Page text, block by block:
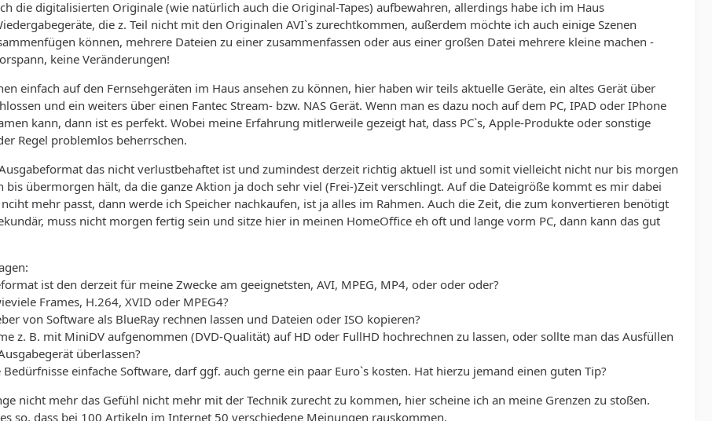
die digitalisierten Originale (wie natürlich auch die Original-Tapes) aufbewahren, allerdings habe ich im Haus
die z. Teil nicht mit den Originalen AVI`s zurechtkommen, außerdem möchte ich auch einige Szenen
können, mehrere Dateien zu einer zusammenfassen oder aus einer großen Datei mehrere kleine machen -
keine Veränderungen!
einfach auf den Fernsehgeräten im Haus ansehen zu können, hier haben wir teils aktuelle Geräte, ein altes Gerät über
und ein weiters über einen Fantec Stream- bzw. NAS Gerät. Wenn man es dazu noch auf dem PC, IPAD oder IPhone
kann, dann ist es perfekt. Wobei meine Erfahrung mitlerweile gezeigt hat, dass PC`s, Apple-Produkte oder sonstige
Regel problemlos beherrschen.
das nicht verlustbehaftet ist und zumindest derzeit richtig aktuell ist und somit vielleicht nicht nur bis morgen
bis übermorgen hält, da die ganze Aktion ja doch sehr viel (Frei-)Zeit verschlingt. Auf die Dateigröße kommt es mir dabei
mehr passt, dann werde ich Speicher nachkaufen, ist ja alles im Rahmen. Auch die Zeit, die zum konvertieren benötigt
muss nicht morgen fertig sein und sitze hier in meinen HomeOffice eh oft und lange vorm PC, dann kann das gut
ist den derzeit für meine Zwecke am geeignetsten, AVI, MPEG, MP4, oder oder oder?
Frames, H.264, XVID oder MPEG4?
von Software als BlueRay rechnen lassen und Dateien oder ISO kopieren?
z. B. mit MiniDV aufgenommen (DVD-Qualität) auf HD oder FullHD hochrechnen zu lassen, oder sollte man das Ausfüllen
überlassen?
einfache Software, darf ggf. auch gerne ein paar Euro`s kosten. Hat hierzu jemand einen guten Tip?
nicht mehr das Gefühl nicht mehr mit der Technik zurecht zu kommen, hier scheine ich an meine Grenzen zu stoßen.
so, dass bei 100 Artikeln im Internet 50 verschiedene Meinungen rauskommen.